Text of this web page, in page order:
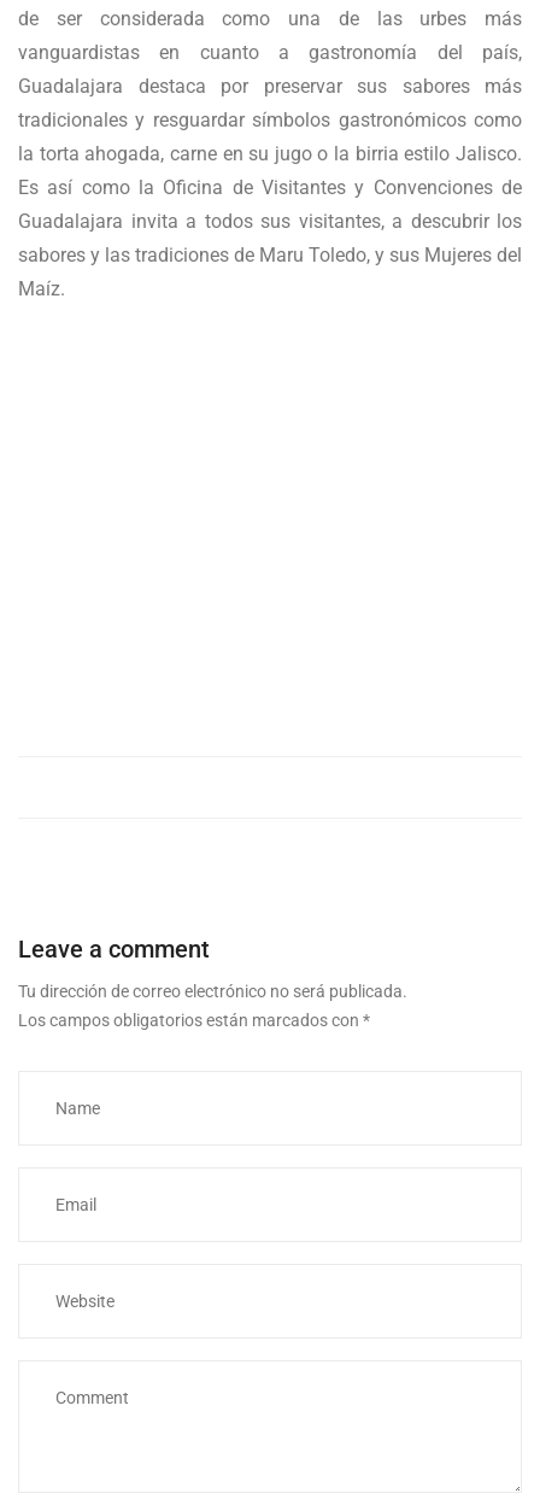
de ser considerada como una de las urbes más
vanguardistas en cuanto a gastronomía del país,
Guadalajara destaca por preservar sus sabores más
tradicionales y resguardar símbolos gastronómicos como
la torta ahogada, carne en su jugo o la birria estilo Jalisco.
Es así como la Oficina de Visitantes y Convenciones de
Guadalajara invita a todos sus visitantes, a descubrir los
sabores y las tradiciones de Maru Toledo, y sus Mujeres del
Maíz.
Leave a comment
Tu dirección de correo electrónico no será publicada.
Los campos obligatorios están marcados con *